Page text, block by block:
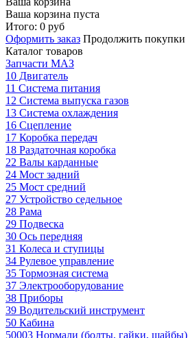
Ваша корзина пуста
Итого: 0 руб
Оформить заказ Продолжить покупки
Каталог товаров
Запчасти МАЗ
10 Двигатель
11 Система питания
12 Система выпуска газов
13 Система охлаждения
16 Сцепление
17 Коробка передач
18 Раздаточная коробка
22 Валы карданные
24 Мост задний
25 Мост средний
27 Устройство седельное
28 Рама
29 Подвеска
30 Ось передняя
31 Колеса и ступицы
34 Рулевое управление
35 Тормозная система
37 Электрооборудование
38 Приборы
39 Водительский инструмент
50 Кабина
50003 Нормали (болты, гайки, шайбы)